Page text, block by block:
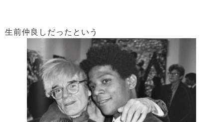
生前仲良しだったという